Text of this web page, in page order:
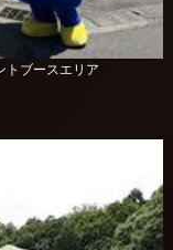
トブースエリア